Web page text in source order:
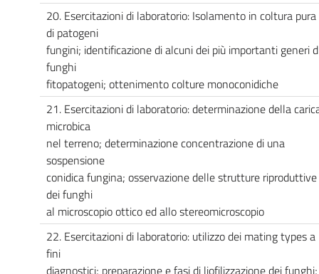
20. Esercitazioni di laboratorio: Isolamento in coltura pura
di patogeni
fungini; identificazione di alcuni dei più importanti generi
funghi
fitopatogeni; ottenimento colture monoconidiche
21. Esercitazioni di laboratorio: determinazione della
microbica
nel terreno; determinazione concentrazione di una
sospensione
conidica fungina; osservazione delle strutture riproduttive
dei funghi
al microscopio ottico ed allo stereomicroscopio
22. Esercitazioni di laboratorio: utilizzo dei mating types a
fini
diagnostici; preparazione e fasi di liofilizzazione dei funghi;